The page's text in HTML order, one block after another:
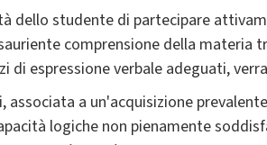
dello studente di partecipare
comprensione della materia
di espressione verbale adeguati,
associata a un'acquisizione
logiche non pienamente